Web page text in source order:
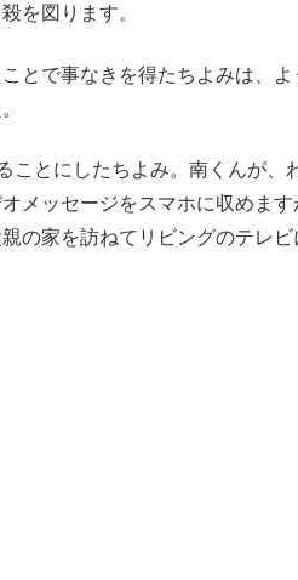
を図ります。
とで事なきを得たちよみは、よ
ことにしたちよみ。南くんが、
メッセージをスマホに収めま
の家を訪ねてリビングのテレ